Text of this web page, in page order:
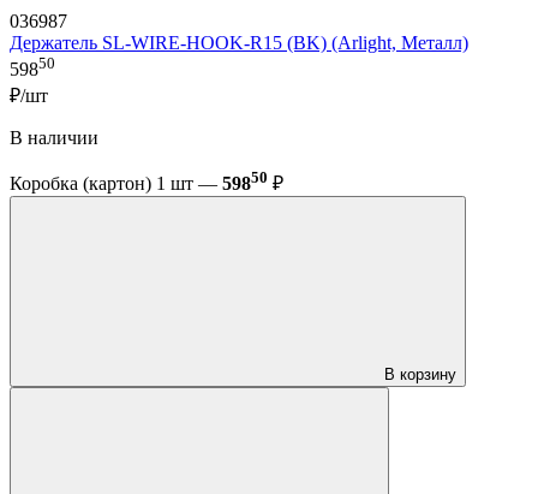
036987
Держатель SL-WIRE-HOOK-R15 (BK) (Arlight, Металл)
59850
₽/шт
В наличии
Коробка (картон) 1 шт — 59850 ₽
В корзину